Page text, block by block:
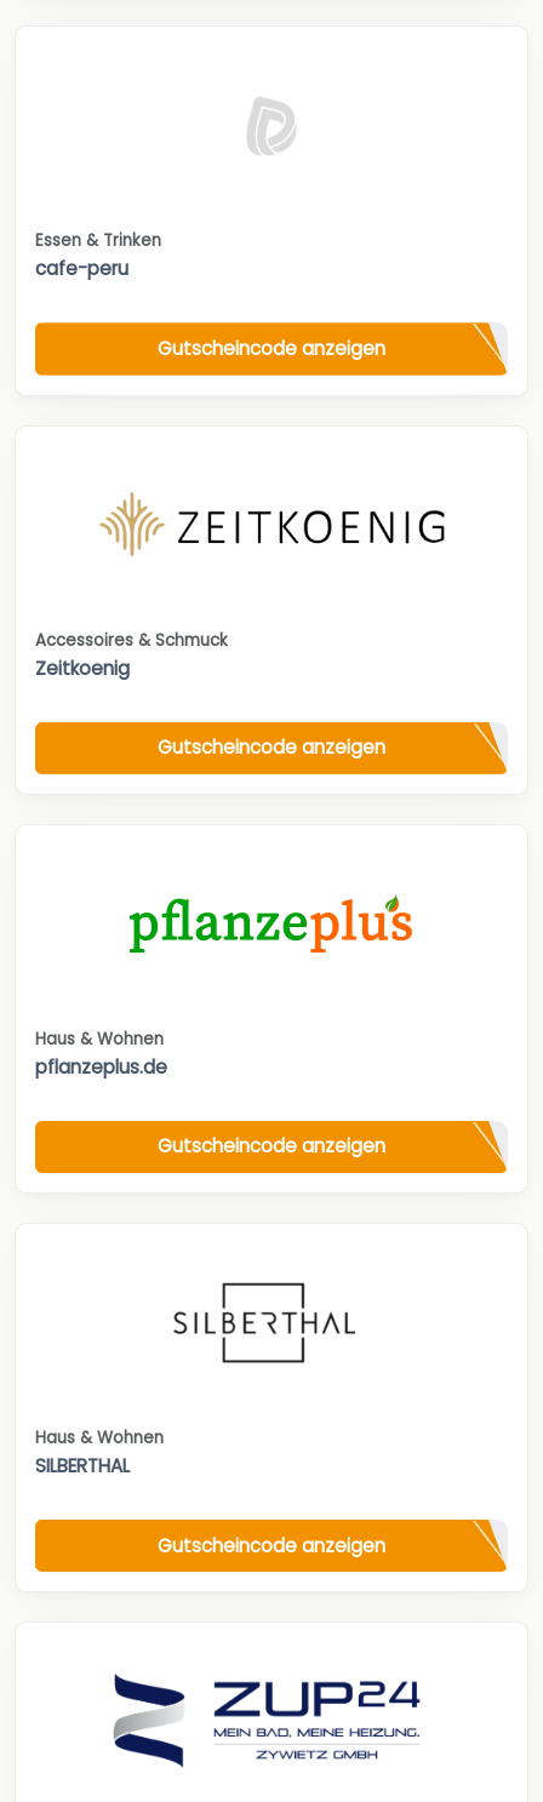
Essen & Trinken
cafe-peru
Gutscheincode anzeigen
Accessoires & Schmuck
Zeitkoenig
Gutscheincode anzeigen
Haus & Wohnen
pflanzeplus.de
Gutscheincode anzeigen
Haus & Wohnen
SILBERTHAL
Gutscheincode anzeigen